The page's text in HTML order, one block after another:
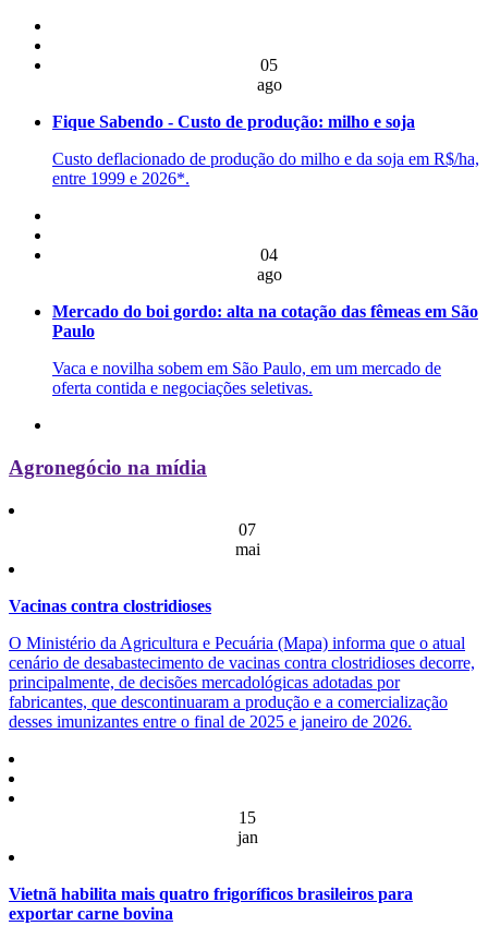
05
ago
Fique Sabendo - Custo de produção: milho e soja
Custo deflacionado de produção do milho e da soja em R$/ha,
entre 1999 e 2026*.
04
ago
Mercado do boi gordo: alta na cotação das fêmeas em São
Paulo
Vaca e novilha sobem em São Paulo, em um mercado de
oferta contida e negociações seletivas.
Agronegócio na mídia
07
mai
Vacinas contra clostridioses
O Ministério da Agricultura e Pecuária (Mapa) informa que o atual
cenário de desabastecimento de vacinas contra clostridioses decorre,
principalmente, de decisões mercadológicas adotadas por
fabricantes, que descontinuaram a produção e a comercialização
desses imunizantes entre o final de 2025 e janeiro de 2026.
15
jan
Vietnã habilita mais quatro frigoríficos brasileiros para
exportar carne bovina